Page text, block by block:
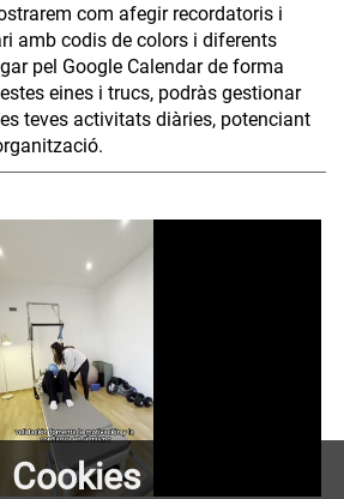
com afegir recordatoris i
amb codis de colors i diferents
pel Google Calendar de forma
eines i trucs, podràs gestionar
teves activitats diàries, potenciant
Cookies